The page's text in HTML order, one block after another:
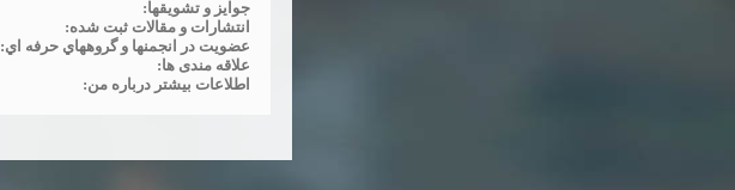
جوايز و تشويقها:
انتشارات و مقالات ثبت شده:
عضويت در انجمنها و گروههاي حرفه اي:
علاقه مندی ها:
اطلاعات بیشتر درباره من: